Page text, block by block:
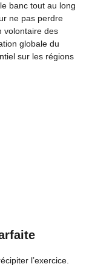
banc tout au long
ne pas perdre
volontaire des
globale du
sur les régions
l’exercice.